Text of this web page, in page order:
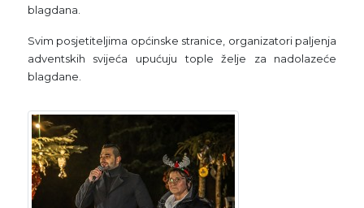
blagdana.
Svim posjetiteljima općinske stranice, organizatori paljenja
adventskih svijeća upućuju tople želje za nadolazeće
blagdane.